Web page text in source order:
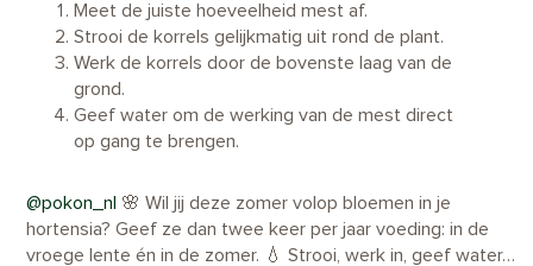
Meet de juiste hoeveelheid mest af.
Strooi de korrels gelijkmatig uit rond de plant.
Werk de korrels door de bovenste laag van de
grond.
Geef water om de werking van de mest direct
op gang te brengen.
@pokon_nl 🌸 Wil jij deze zomer volop bloemen in je
hortensia? Geef ze dan twee keer per jaar voeding: in de
vroege lente én in de zomer. 💧 Strooi, werk in, geef water…